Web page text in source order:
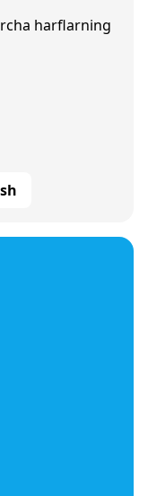
harflarning